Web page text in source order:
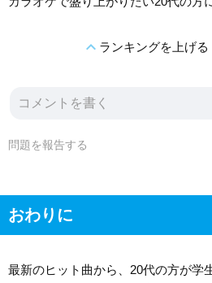
expand_lessランキングを上げる
問題を報告する
おわりに
最新のヒット曲から、20代の方が学